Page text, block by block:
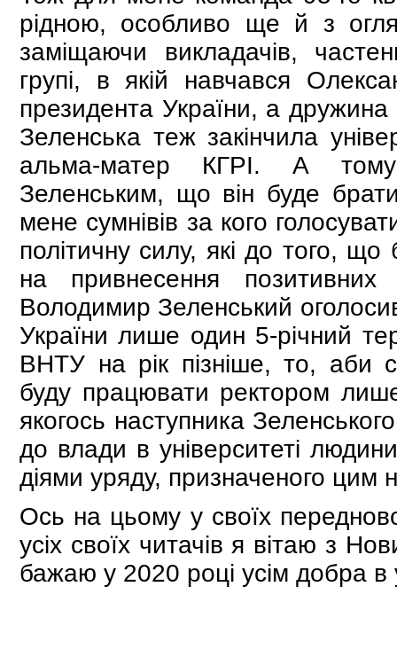
рідною, особливо ще й з
заміщаючи викладачів,
групі, в якій навчався
президента України, а
Зеленська теж закінчила
альма-матер КГРІ. А
Зеленським, що він буде
мене сумнівів за кого
політичну силу, які до того,
на привнесення
Володимир Зеленський
України лише один 5-річний
ВНТУ на рік пізніше, то, аби
буду працювати ректором
якогось наступника
до влади в університеті
діями уряду, призначеного цим
Ось на цьому у своїх
усіх своїх читачів я вітаю з
бажаю у 2020 році усім добра в